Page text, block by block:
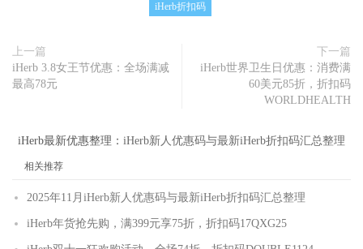
iHerb折扣码
上一篇
iHerb 3.8女王节优惠：全场满减
最高78元
下一篇
iHerb世界卫生日优惠：消费满
60美元85折，折扣码
WORLDHEALTH
iHerb最新优惠整理： iHerb新人优惠码与最新iHerb折扣码汇总整理
相关推荐
2025年11月iHerb新人优惠码与最新iHerb折扣码汇总整理
iHerb年货抢先购，满399元享75折，折扣码17QXG25